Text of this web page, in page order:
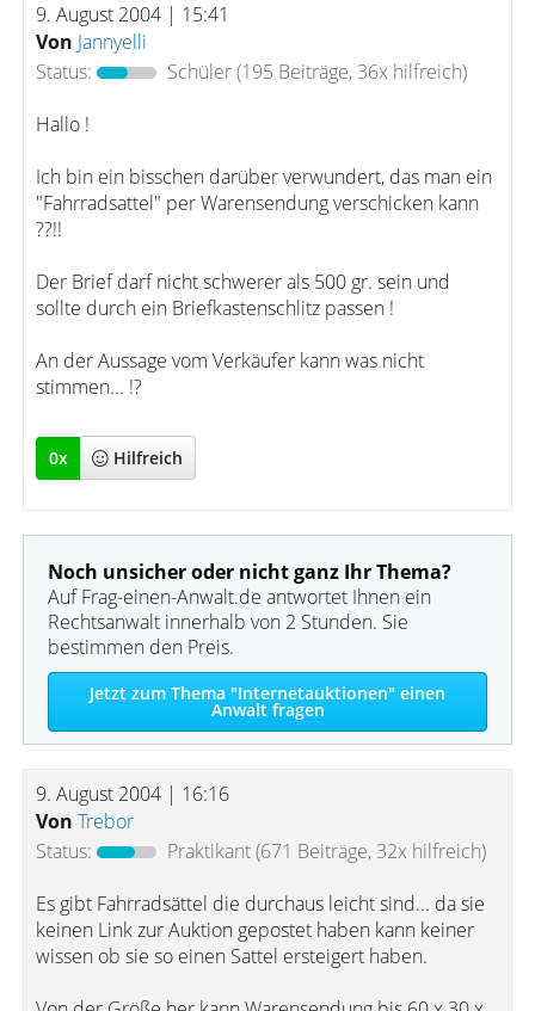
9. August 2004 | 15:41
Von Jannyelli
Status:
Schüler(195 Beiträge, 36x hilfreich)
Hallo !
Ich bin ein bisschen darüber verwundert, das man ein
"Fahrradsattel" per Warensendung verschicken kann
??!!
Der Brief darf nicht schwerer als 500 gr. sein und
sollte durch ein Briefkastenschlitz passen !
An der Aussage vom Verkäufer kann was nicht
stimmen... !?
0x Hilfreich
Noch unsicher oder nicht ganz Ihr Thema?
Auf Frag-einen-Anwalt.de antwortet Ihnen ein
Rechtsanwalt innerhalb von 2 Stunden. Sie
bestimmen den Preis.
Jetzt zum Thema "Internetauktionen" einen
Anwalt fragen
9. August 2004 | 16:16
Von Trebor
Status:
Praktikant(671 Beiträge, 32x hilfreich)
Es gibt Fahrradsättel die durchaus leicht sind... da sie
keinen Link zur Auktion gepostet haben kann keiner
wissen ob sie so einen Sattel ersteigert haben.